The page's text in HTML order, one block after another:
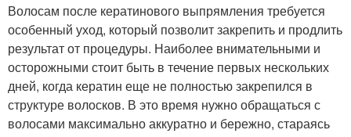
Волосам после кератинового выпрямления требуется
особенный уход, который позволит закрепить и продлить
результат от процедуры. Наиболее внимательными и
осторожными стоит быть в течение первых нескольких
дней, когда кератин еще не полностью закрепился в
структуре волосков. В это время нужно обращаться с
волосами максимально аккуратно и бережно, стараясь